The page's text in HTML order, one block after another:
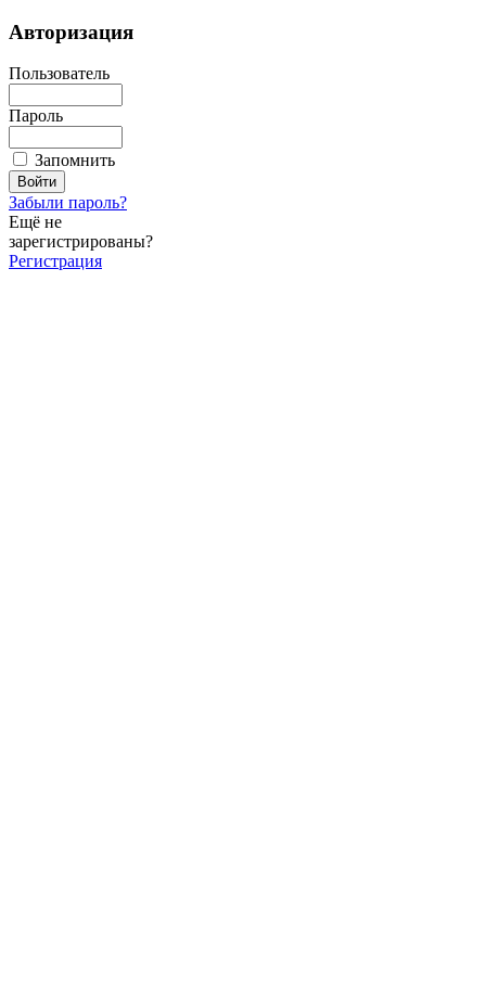
Авторизация
Пользователь
Пароль
Запомнить
Забыли пароль?
Ещё не
зарегистрированы?
Регистрация